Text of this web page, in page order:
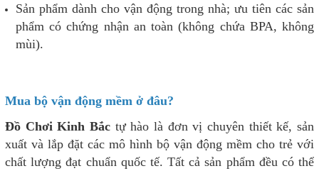
Sản phẩm dành cho vận động trong nhà; ưu tiên các sản
phẩm có chứng nhận an toàn (không chứa BPA, không
mùi).
Mua bộ vận động mềm ở đâu?
Đồ Chơi Kinh Bắc tự hào là đơn vị chuyên thiết kế, sản
xuất và lắp đặt các mô hình bộ vận động mềm cho trẻ với
chất lượng đạt chuẩn quốc tế. Tất cả sản phẩm đều có thể